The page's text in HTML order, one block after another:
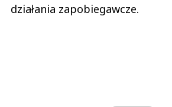
działania zapobiegawcze.